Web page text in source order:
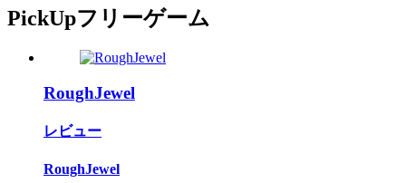
PickUpフリーゲーム
RoughJewel
レビュー
RoughJewel